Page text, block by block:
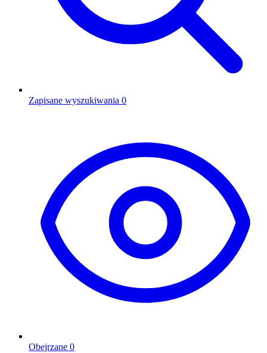
Zapisane wyszukiwania 0
Obejrzane 0